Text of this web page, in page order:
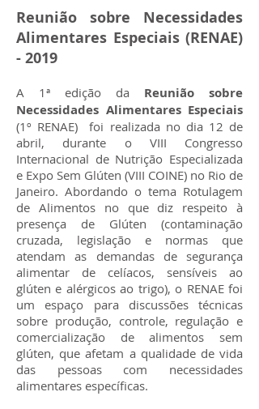
Reunião sobre Necessidades
Alimentares Especiais (RENAE)
- 2019
A 1ª edição da Reunião sobre
Necessidades Alimentares Especiais
(1º RENAE) foi realizada no dia 12 de
abril, durante o VIII Congresso
Internacional de Nutrição Especializada
e Expo Sem Glúten (VIII COINE) no Rio de
Janeiro. Abordando o tema Rotulagem
de Alimentos no que diz respeito à
presença de Glúten (contaminação
cruzada, legislação e normas que
atendam as demandas de segurança
alimentar de celíacos, sensíveis ao
glúten e alérgicos ao trigo), o RENAE foi
um espaço para discussões técnicas
sobre produção, controle, regulação e
comercialização de alimentos sem
glúten, que afetam a qualidade de vida
das pessoas com necessidades
alimentares específicas.